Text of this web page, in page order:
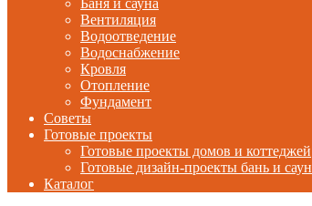
Баня и сауна
Вентиляция
Водоотведение
Водоснабжение
Кровля
Отопление
Фундамент
Советы
Готовые проекты
Готовые проекты домов и коттеджей
Готовые дизайн-проекты бань и саун
Каталог